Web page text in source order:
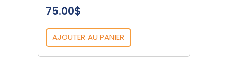
75.00$
AJOUTER AU PANIER